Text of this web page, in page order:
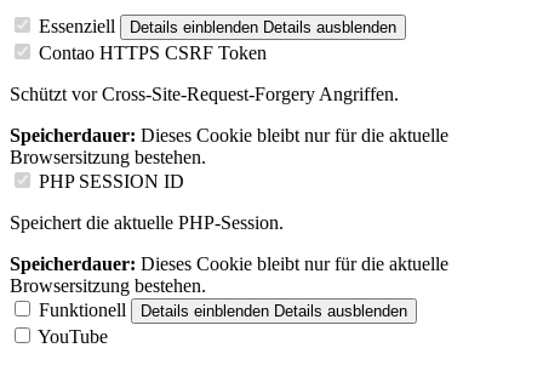
Essenziell Details einblenden Details ausblenden
Contao HTTPS CSRF Token
Schützt vor Cross-Site-Request-Forgery Angriffen.
Speicherdauer: Dieses Cookie bleibt nur für die aktuelle
Browsersitzung bestehen.
PHP SESSION ID
Speichert die aktuelle PHP-Session.
Speicherdauer: Dieses Cookie bleibt nur für die aktuelle
Browsersitzung bestehen.
Funktionell
Details einblenden Details ausblenden
YouTube